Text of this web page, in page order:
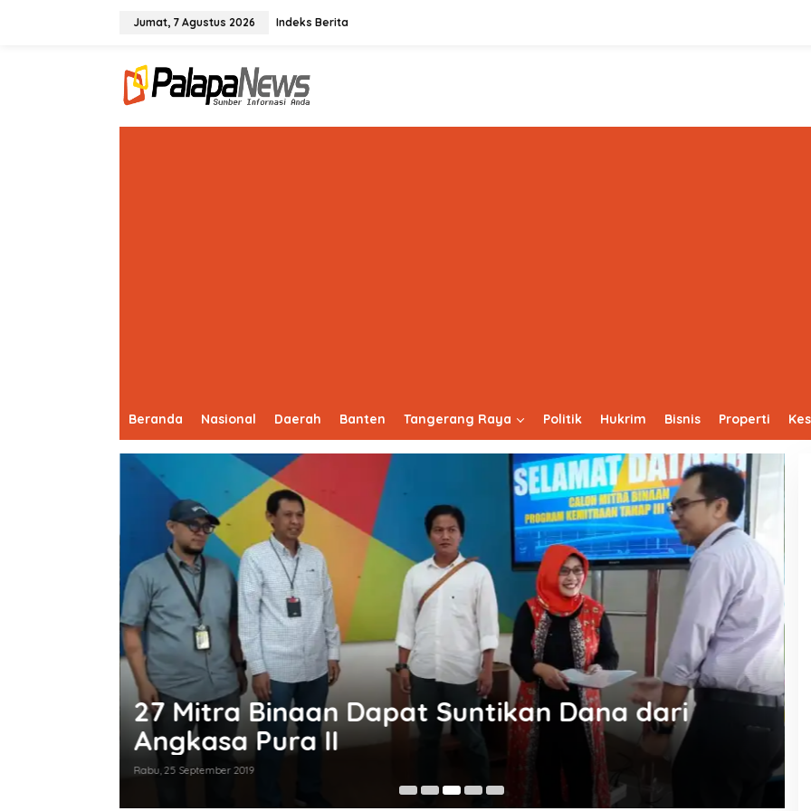
Jumat, 7 Agustus 2026 Indeks Berita
Beranda Nasional Daerah Banten Tangerang Raya Politik Hukrim Bisnis Properti
Toys Kingdom dan Angkasa Pura II Hadirkan
Play-Experience di Bandara Soekarno-Hatta
Kamis, 4 Juli 2024